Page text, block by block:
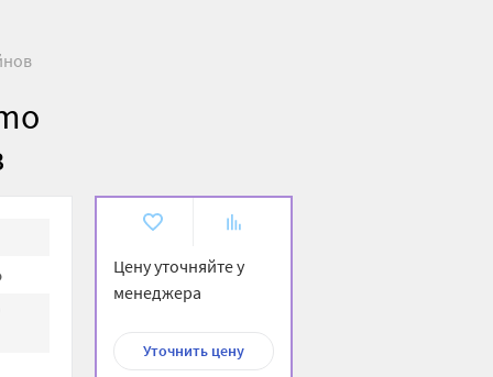
Цену уточняйте у
менеджера
Уточнить цену